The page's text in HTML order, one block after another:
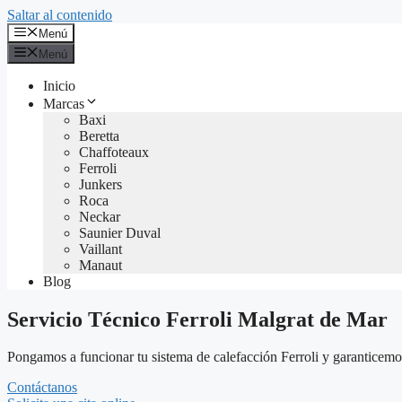
Saltar al contenido
Menú
Menú
Inicio
Marcas
Baxi
Beretta
Chaffoteaux
Ferroli
Junkers
Roca
Neckar
Saunier Duval
Vaillant
Manaut
Blog
Servicio Técnico Ferroli Malgrat de Mar
Pongamos a funcionar tu sistema de calefacción Ferroli y
Contáctanos